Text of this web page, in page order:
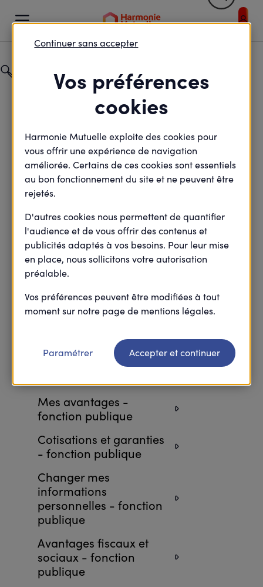


Catégorie
Fonction Publique
Champ de recherche
Retour
Attestations et
démarches - fonction
Mes avantages -
fonction publique
Cotisations et garanties
- fonction publique
Changer mes
informations
personnelles - fonction
publique
Avantages fiscaux et
sociaux - fonction
publique
Vos préférences
cookies
Harmonie Mutuelle exploite des cookies pour
vous offrir une expérience de navigation
améliorée. Certains de ces cookies sont essentiels
au bon fonctionnement du site et ne peuvent être
rejetés.
D'autres cookies nous permettent de quantifier
l'audience et de vous offrir des contenus et
publicités adaptés à vos besoins. Pour leur mise
en place, nous sollicitons votre autorisation
préalable.
Vos préférences peuvent être modifiées à tout
moment sur notre page de mentions légales.
Continuer sans accepter
Paramétrer Accepter et continuer